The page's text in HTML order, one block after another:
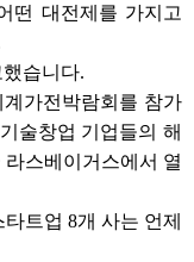
떤 대전제를 가지고
습니다.
가전박람회를 참가
술창업 기업들의 해
스베이거스에서 열
트업 8개 사는 언제